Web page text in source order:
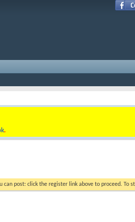
.
can post: click the register link above to proceed.